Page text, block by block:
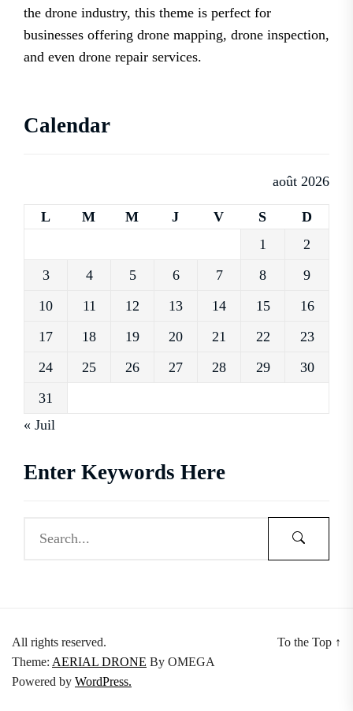
the drone industry, this theme is perfect for
businesses offering drone mapping, drone inspection,
and even drone repair services.
Calendar
août 2026
L M M J V S
D
1
2
3
4 5 6 7 8
9
10
11 12 13 14 15
16
17
18 19 20 21 22
23
24
25 26 27 28 29
30
31
« Juil
Enter Keywords Here
All rights reserved.
Theme: AERIAL DRONE By OMEGA
Powered by WordPress.
To the Top ↑